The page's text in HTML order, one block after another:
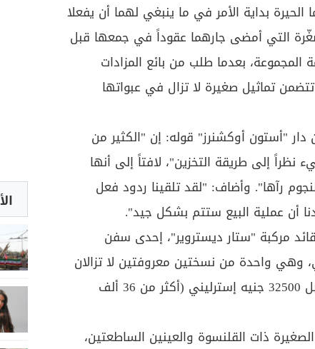
الحيرة بداية الأمر في ما ينبغي لهما أن يفعلا
التي أمضى جارهما عقوداً في جمعها قبل
بعدما طلب من بائع المزادات
تماثيل صغيرة لا تزال في عبواتها
"أستون أوكشنرز" قوله: إن "الكثير من
إلى طريقة التخزين"، لافتاً إلى أنها
رآها". وأضاف: "لقد تلقينا ردود فعل
أن عملية البيع ستتم بشكل جيد".
مركبة "ستار ديستروير"، إحدى سفن
وهي واحدة من نسختين معروفتين لا تزالان
في عبوتهما الأصلية، وبيعت مقابل 32500 جنيه إسترليني (أكثر من 36 ألف
ذات القلنسوة والعينين الساطعتين،